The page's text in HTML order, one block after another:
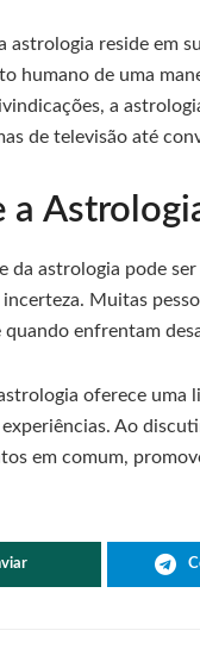
astrologia reside em
humano de uma
a
de televisão até
a
da astrologia pode
Muitas
quando enfrentam
oferece uma
Ao
em comum,